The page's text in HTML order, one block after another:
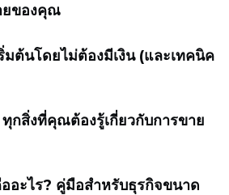
ยของคุณ
มต้นโดยไม่ต้องมีเงิน (และเทคนิค
กสิ่งที่คุณต้องรู้เกี่ยวกับการขาย
ะไร? คู่มือสำหรับธุรกิจขนาด